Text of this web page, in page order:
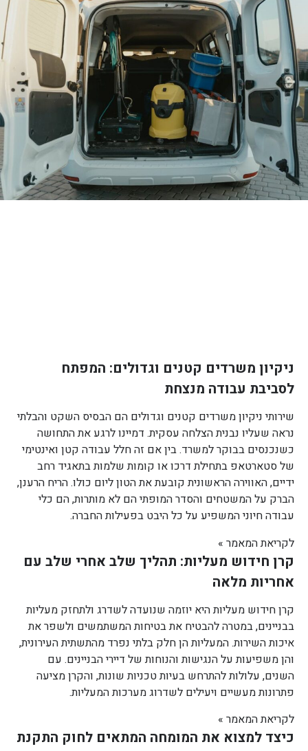
ניקיון משרדים קטנים וגדולים: המפתח
לסביבת עבודה מנצחת
שירותי ניקיון משרדים קטנים וגדולים הם הבסיס השקט והבלתי
נראה שעליו נבנית הצלחה עסקית. דמיינו לרגע את התחושה
כשנכנסים בבוקר למשרד. בין אם זה חלל עבודה קטן ואינטימי
של סטארטאפ בתחילת דרכו או קומות שלמות בתאגיד רחב
ידיים, האווירה הראשונית קובעת את הטון ליום כולו. הריח הרענן,
הברק על המשטחים והסדר המופתי הם לא מותרות, הם כלי
עבודה חיוני המשפיע על כל היבט בפעילות החברה.
לקריאת המאמר »
קרן חידוש מעליות: תהליך שלב אחרי שלב עם
אחריות מלאה
קרן חידוש מעליות היא יוזמה שנועדה לשדרג ולתחזק מעליות
בבניינים, במטרה להבטיח את בטיחות המשתמשים ולשפר את
איכות השירות. המעליות הן חלק בלתי נפרד מהתשתית העירונית,
והן משפיעות על הנגישות והנוחות של דיירי הבניינים. עם
השנים, עלולות להתרחש בעיות טכניות שונות, והקרן מציעה
פתרונות מעשיים ויעילים לשדרוג מערכות המעליות.
לקריאת המאמר »
כיצד למצוא את המומחה המתאים לחוק התקנת